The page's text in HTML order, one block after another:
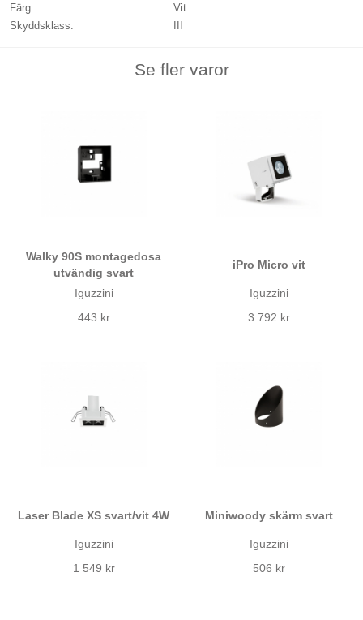
Färg:
Vit
Skyddsklass:
III
Se fler varor
Walky 90S montagedosa
utvändig svart
Iguzzini
443 kr
iPro Micro vit
Iguzzini
3 792 kr
Laser Blade XS svart/vit 4W
Iguzzini
1 549 kr
Miniwoody skärm svart
Iguzzini
506 kr